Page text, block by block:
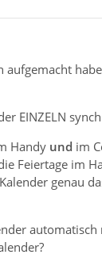
aufgemacht
EINZELN
Handy und im
Feiertage im
genau
automatisch